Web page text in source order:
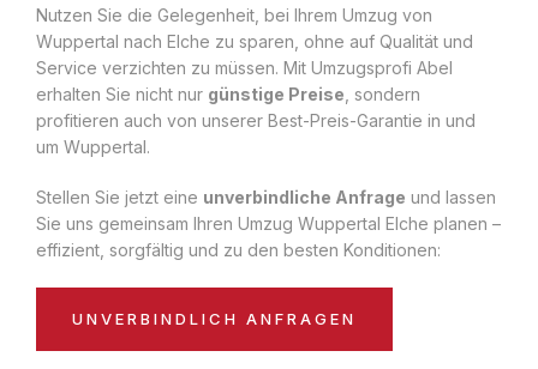
Nutzen Sie die Gelegenheit, bei Ihrem Umzug von
Wuppertal nach Elche zu sparen, ohne auf Qualität und
Service verzichten zu müssen. Mit Umzugsprofi Abel
erhalten Sie nicht nur günstige Preise , sondern
profitieren auch von unserer Best-Preis-Garantie in und
um Wuppertal.
Stellen Sie jetzt eine unverbindliche Anfrage und lassen
Sie uns gemeinsam Ihren Umzug Wuppertal Elche planen –
effizient, sorgfältig und zu den besten Konditionen:
UNVERBINDLICH ANFRAGEN